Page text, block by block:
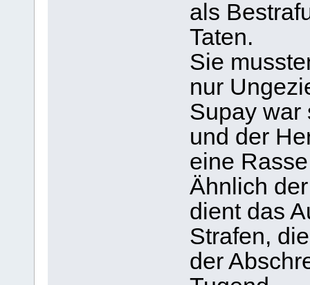
als
Taten.
Sie
nur
Supay war
und der
eine
Ähnlich
dient das
Strafen,
der